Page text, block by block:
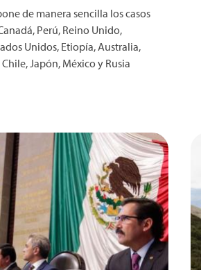
de manera sencilla los casos
Perú, Reino Unido,
Unidos, Etiopía, Australia,
Japón, México y Rusia